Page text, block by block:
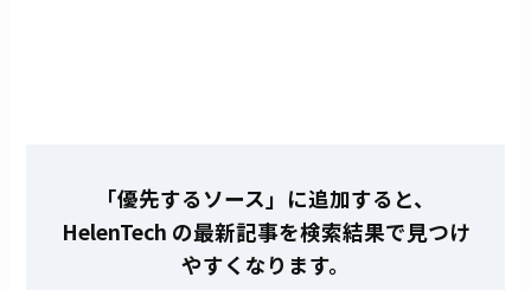
「優先するソース」に追加すると、
HelenTech の最新記事を検索結果で見つけ
やすくなります。